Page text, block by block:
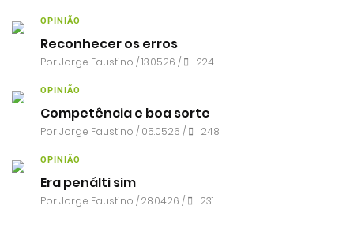
OPINIÃO
Reconhecer os erros
PorJorge Faustino / 13.05.26 / 224
OPINIÃO
Competência e boa sorte
PorJorge Faustino / 05.05.26 / 248
OPINIÃO
Era penálti sim
PorJorge Faustino / 28.04.26 / 231